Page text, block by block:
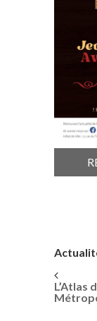
L’Atlas